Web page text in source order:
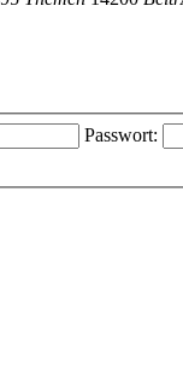
Passwort: